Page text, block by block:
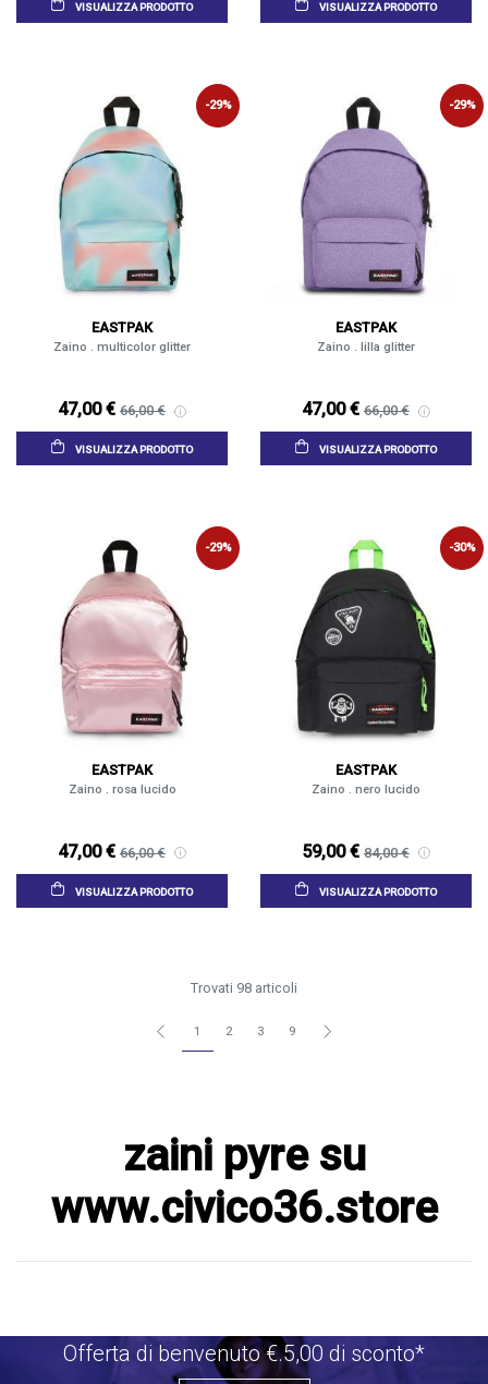
VISUALIZZA PRODOTTO VISUALIZZA PRODOTTO
-29%
EASTPAK
Zaino . multicolor glitter
47,00 € 66,00 €
VISUALIZZA PRODOTTO
-29%
EASTPAK
Zaino . lilla glitter
47,00 € 66,00 €
VISUALIZZA PRODOTTO
-29%
EASTPAK
Zaino . rosa lucido
47,00 € 66,00 €
VISUALIZZA PRODOTTO
-30%
EASTPAK
Zaino . nero lucido
59,00 € 84,00 €
VISUALIZZA PRODOTTO
Trovati 98 articoli
1 2 3 9
zaini pyre su
www.civico36.store
Offerta di benvenuto €.5,00 di sconto*